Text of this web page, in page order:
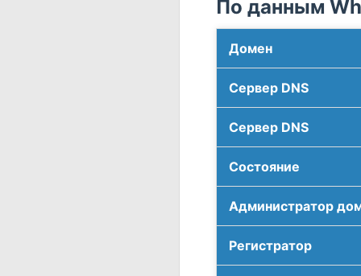
По данным
Домен
Сервер DNS
Сервер DNS
Соcтояние
Администратор
Регистратор